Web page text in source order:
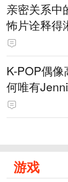
亲密关系中
怖片诠释得
K-POP偶
何唯有
游戏